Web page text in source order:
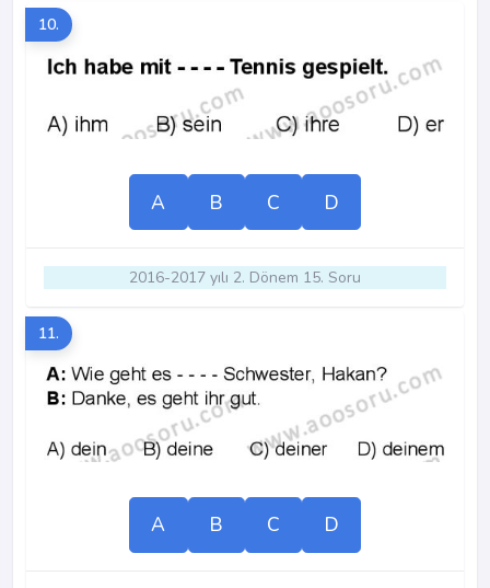
10.
A B C D
2016-2017 yılı 2. Dönem 15. Soru
11.
A B C D